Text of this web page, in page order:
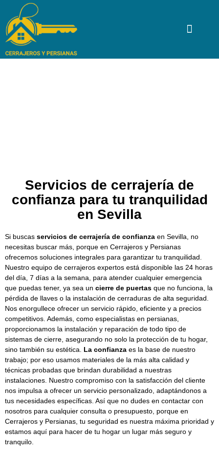
Servicios de cerrajería de
confianza para tu tranquilidad
en Sevilla
Si buscas servicios de cerrajería de confianza en Sevilla, no
necesitas buscar más, porque en Cerrajeros y Persianas
ofrecemos soluciones integrales para garantizar tu tranquilidad.
Nuestro equipo de cerrajeros expertos está disponible las 24 horas
del día, 7 días a la semana, para atender cualquier emergencia
que puedas tener, ya sea un cierre de puertas que no funciona, la
pérdida de llaves o la instalación de cerraduras de alta seguridad.
Nos enorgullece ofrecer un servicio rápido, eficiente y a precios
competitivos. Además, como especialistas en persianas,
proporcionamos la instalación y reparación de todo tipo de
sistemas de cierre, asegurando no solo la protección de tu hogar,
sino también su estética. La confianza es la base de nuestro
trabajo; por eso usamos materiales de la más alta calidad y
técnicas probadas que brindan durabilidad a nuestras
instalaciones. Nuestro compromiso con la satisfacción del cliente
nos impulsa a ofrecer un servicio personalizado, adaptándonos a
tus necesidades específicas. Así que no dudes en contactar con
nosotros para cualquier consulta o presupuesto, porque en
Cerrajeros y Persianas, tu seguridad es nuestra máxima prioridad y
estamos aquí para hacer de tu hogar un lugar más seguro y
tranquilo.